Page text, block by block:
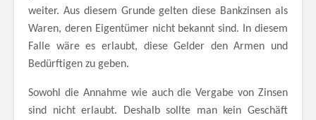
weiter. Aus diesem Grunde gelten diese Bankzinsen als
Waren, deren Eigentümer nicht bekannt sind. In diesem
Falle wäre es erlaubt, diese Gelder den Armen und
Bedürftigen zu geben.
Sowohl die Annahme wie auch die Vergabe von Zinsen
sind nicht erlaubt. Deshalb sollte man kein Geschäft